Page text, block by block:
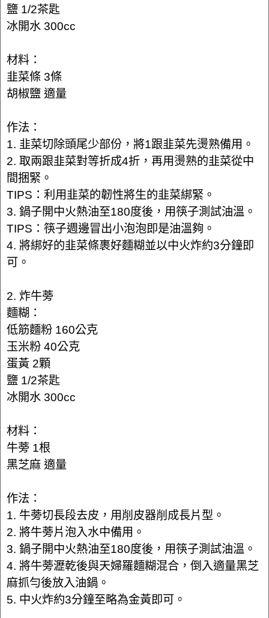
鹽 1/2茶匙
冰開水 300cc
材料：
韭菜條 3條
胡椒鹽 適量
作法：
1. 韭菜切除頭尾少部份，將1跟韭菜先燙熟備用。
2. 取兩跟韭菜對等折成4折，再用燙熟的韭菜從中
間捆緊。
TIPS：利用韭菜的韌性將生的韭菜綁緊。
3. 鍋子開中火熱油至180度後，用筷子測試油溫。
TIPS：筷子週邊冒出小泡泡即是油溫夠。
4. 將綁好的韭菜條裹好麵糊並以中火炸約3分鐘即
可。
2. 炸牛蒡
麵糊：
低筋麵粉 160公克
玉米粉 40公克
蛋黃 2顆
鹽 1/2茶匙
冰開水 300cc
材料：
牛蒡 1根
黑芝麻 適量
作法：
1. 牛蒡切長段去皮，用削皮器削成長片型。
2. 將牛蒡片泡入水中備用。
3. 鍋子開中火熱油至180度後，用筷子測試油溫。
4. 將牛蒡瀝乾後與天婦羅麵糊混合，倒入適量黑芝
麻抓勻後放入油鍋。
5. 中火炸約3分鐘至略為金黃即可。